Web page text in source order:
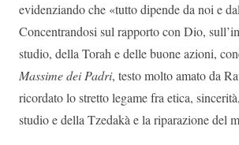
evidenziando che «tutto dipende da noi e
Concentrandosi sul rapporto con Dio,
studio, della Torah e delle buone azioni,
Massime dei Padri, testo molto amato da
ricordato lo stretto legame fra etica,
studio e della Tzedakà e la riparazione del